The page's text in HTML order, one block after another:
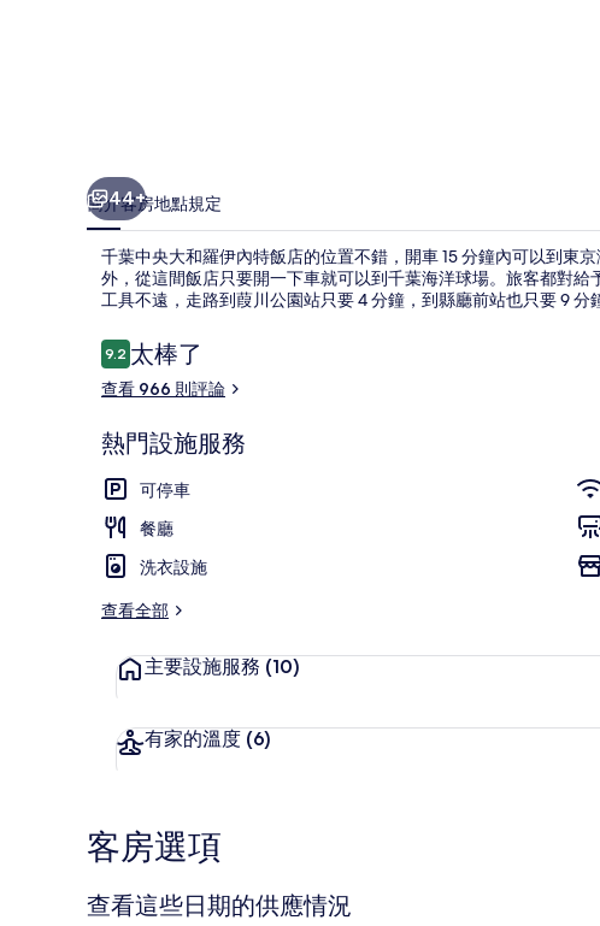
片
集
44+
簡介客房地點規定
千葉中央大和羅伊內特飯店的位置不錯，開車 15 分鐘內可以到東
外，從這間飯店只要開一下車就可以到千葉海洋球場。旅客都對
工具不遠，走路到葭川公園站只要 4 分鐘，到縣廳前站也只要 9 分
評
論
9.29.2 分，滿分 10 分，
太棒了
查看 966 則評論
熱門設施服務
可停車
餐廳
洗衣設施
查看全部
主要設施服務 (10)
有家的溫度 (6)
客房選項
查看這些日期的供應情況